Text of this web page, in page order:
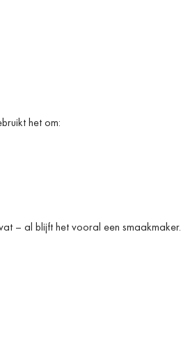
het om:
– al blijft het vooral een smaakmaker.